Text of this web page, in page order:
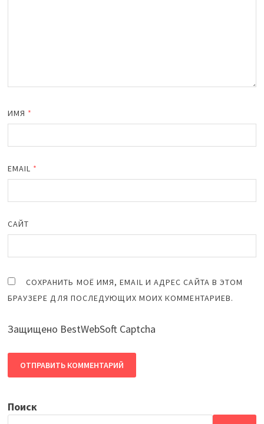
ИМЯ *
EMAIL *
САЙТ
СОХРАНИТЬ МОЁ ИМЯ, EMAIL И АДРЕС САЙТА В ЭТОМ
БРАУЗЕРЕ ДЛЯ ПОСЛЕДУЮЩИХ МОИХ КОММЕНТАРИЕВ.
Защищено BestWebSoft Captcha
Поиск